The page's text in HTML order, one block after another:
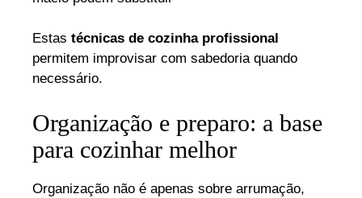
Estas técnicas de cozinha profissional
permitem improvisar com sabedoria quando
necessário.
Organização e preparo: a base
para cozinhar melhor
Organização não é apenas sobre arrumação,